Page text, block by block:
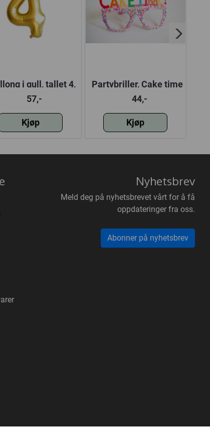
i gull, tallet 4,
100 cm
57,-
Kjøp
Partybriller, Cake time
44,-
Kjøp
Nyhetsbrev
Meld deg på nyhetsbrevet vårt for å få
oppdateringer fra oss.
Abonner på nyhetsbrev